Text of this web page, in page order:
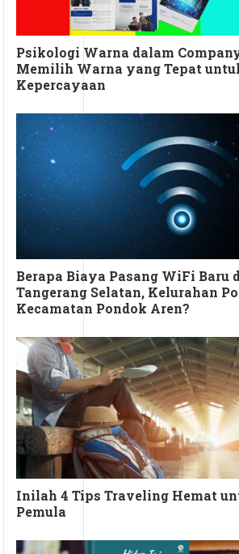
Psikologi Warna dalam
Memilih Warna yang Tepat
Kepercayaan
Berapa Biaya Pasang WiFi Baru
Tangerang Selatan, Kelurahan
Kecamatan Pondok Aren?
Inilah 4 Tips Traveling Hemat
Pemula